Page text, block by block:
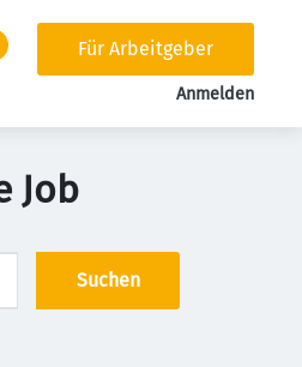
Für Arbeitgeber
Anmelden
Job
Suchen